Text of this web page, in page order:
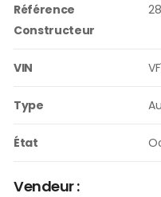
Référence
Constructeur
VIN
Type
État
Vendeur :